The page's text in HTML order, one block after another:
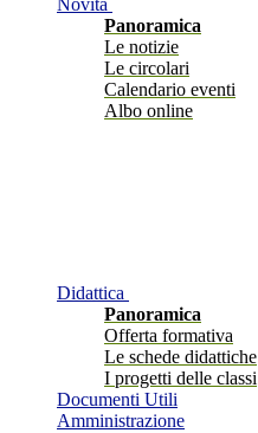
Novità
Panoramica
Le notizie
Le circolari
Calendario eventi
Albo online
Didattica
Panoramica
Offerta formativa
Le schede didattiche
I progetti delle classi
Documenti Utili
Amministrazione